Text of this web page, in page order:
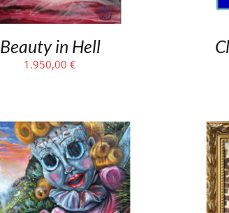
Beauty in Hell
1.950,00€